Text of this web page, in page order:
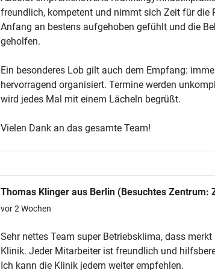
freundlich, kompetent und nimmt sich Zeit für die
Anfang an bestens aufgehoben gefühlt und die
geholfen.
Ein besonderes Lob gilt auch dem Empfang:
hervorragend organisiert. Termine werden
wird jedes Mal mit einem Lächeln begrüßt.
Vielen Dank an das gesamte Team!
Thomas Klinger aus Berlin (Besuchtes Zentrum:
vor 2 Wochen
Sehr nettes Team super Betriebsklima, dass
Klinik. Jeder Mitarbeiter ist freundlich und
Ich kann die Klinik jedem weiter empfehlen.